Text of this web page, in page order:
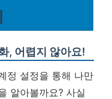
, 어렵지 않아요!
정 설정을 통해 나만
알아볼까요? 사실